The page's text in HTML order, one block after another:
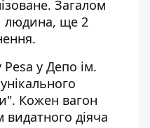
Загалом
людина, ще 2
у Депо ім.
Кожен вагон
діяча